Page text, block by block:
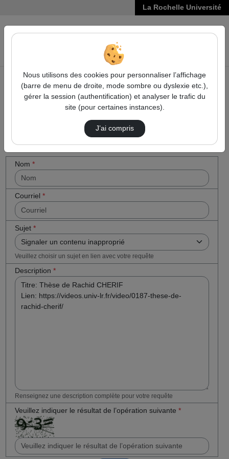
La Rochelle Université
VIDÉOS
Accueil Contactez nous
Contactez nous
Votre message
Nom *
Courriel *
Sujet *
Veuillez choisir un sujet en lien avec votre requête
Description *
Renseignez une description complète pour votre requête
Veuillez indiquer le résultat de l’opération suivante *
Cocher
cette case
(obligatoire)
Nous utilisons des cookies pour personnaliser l’affichage
(barre de menu de droite, mode sombre ou dyslexie etc.),
gérer la session (authentification) et analyser le trafic du
site (pour certaines instances).
J’ai compris